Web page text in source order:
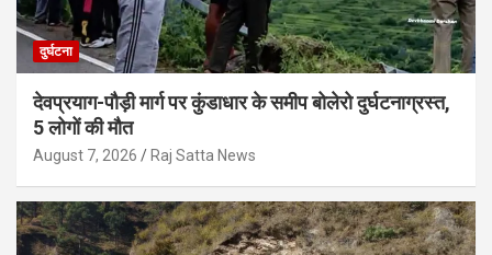
दुर्घटना
देवप्रयाग-पौड़ी मार्ग पर कुंडाधार के समीप बोलेरो दुर्घटनाग्रस्त,
5 लोगों की मौत
August 7, 2026 Raj Satta News